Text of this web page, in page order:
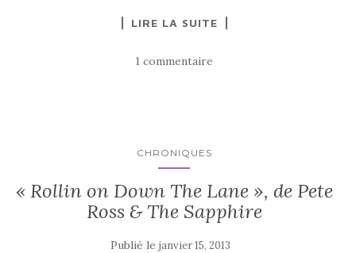
LIRE LA SUITE
1 commentaire
CHRONIQUES
« Rollin on Down The Lane », de Pete
Ross & The Sapphire
Publié le janvier 15, 2013